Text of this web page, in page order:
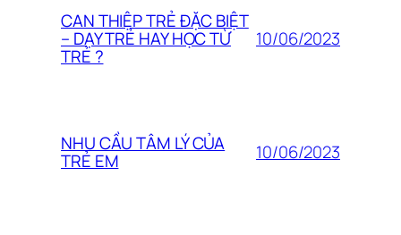
CAN THIỆP TRẺ ĐẶC BIỆT
– DẠY TRẺ HAY HỌC TỪ
TRẺ ?
10/06/2023
NHU CẦU TÂM LÝ CỦA
TRẺ EM 10/06/2023